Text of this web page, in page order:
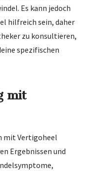
Es kann jedoch
hilfreich sein, daher
zu konsultieren,
spezifischen
mit
mit Vertigoheel
Ergebnissen und